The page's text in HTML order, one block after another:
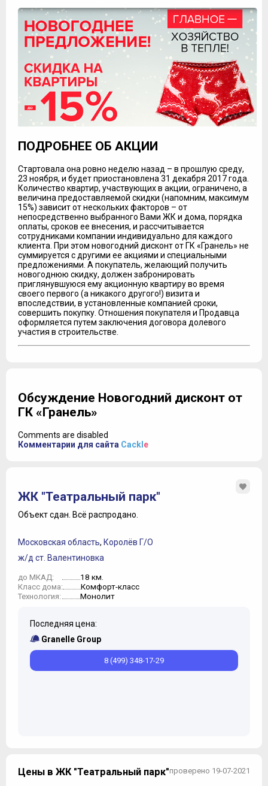
ПОДРОБНЕЕ ОБ АКЦИИ
Стартовала она ровно неделю назад – в прошлую среду,
23 ноября, и будет приостановлена 31 декабря 2017 года.
Количество квартир, участвующих в акции, ограничено, а
величина предоставляемой скидки (напомним, максимум
15%) зависит от нескольких факторов – от
непосредственно выбранного Вами ЖК и дома, порядка
оплаты, сроков ее внесения, и рассчитывается
сотрудниками компании индивидуально для каждого
клиента. При этом новогодний дисконт от ГК «Гранель» не
суммируется с другими ее акциями и специальными
предложениями. А покупатель, желающий получить
новогоднюю скидку, должен забронировать
приглянувшуюся ему акционную квартиру во время
своего первого (а никакого другого!) визита и
впоследствии, в установленные компанией сроки,
совершить покупку. Отношения покупателя и Продавца
оформляется путем заключения договора долевого
участия в строительстве.
Обсуждение Новогодний дисконт от
ГК «Гранель»
Comments are disabled
Комментарии для сайта Cackle
ЖК "Театральный парк"
Объект сдан. Всё распродано.
Московская область, Королёв Г/О
ж/д ст. Валентиновка
до МКАД: 18 км.
Класс дома: Комфорт-класс
Технология: Монолит
Последняя цена:
Granelle Group
8 (499) 348-17-29
проверено 19-07-2021
Цены в ЖК "Театральный парк"